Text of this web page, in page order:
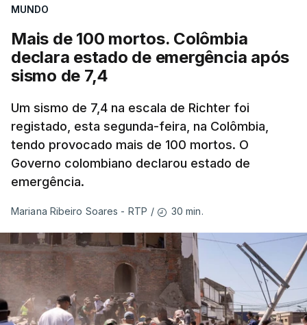
MUNDO
Mais de 100 mortos. Colômbia
declara estado de emergência após
sismo de 7,4
Um sismo de 7,4 na escala de Richter foi
registado, esta segunda-feira, na Colômbia,
tendo provocado mais de 100 mortos. O
Governo colombiano declarou estado de
emergência.
Mariana Ribeiro Soares - RTP / 30 min.